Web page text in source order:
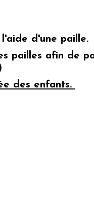
d'une paille.
afin de
des enfants.